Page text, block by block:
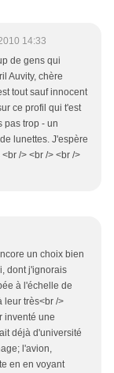
14:33
de gens qui
Auvity, chère
tout sauf innocent
ce profil qui t'est
pas trop - un
lunettes. J'espère
/> <br /> <br />
un choix bien
dont j'ignorais
à l'échelle de
leur très<br />
inventé une
déjà d'université
l'avion,
en en voyant